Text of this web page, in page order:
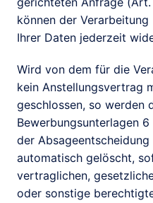
können der Verarbeitung
Ihrer Daten jederzeit
Wird von dem für die
kein Anstellungsvertrag
geschlossen, so werden
Bewerbungsunterlagen
der Absageentscheidung
automatisch gelöscht,
vertraglichen,
oder sonstige